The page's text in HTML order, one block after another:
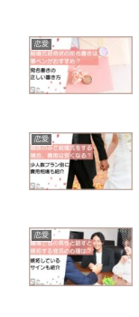
恋愛
恋愛
恋愛